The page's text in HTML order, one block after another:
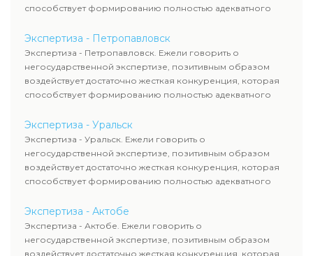
способствует формированию полностью адекватного
Экспертиза - Петропавловск
Экспертиза - Петропавловск. Ежели говорить о
негосударственной экспертизе, позитивным образом
воздействует достаточно жесткая конкуренция, которая
способствует формированию полностью адекватного
Экспертиза - Уральск
Экспертиза - Уральск. Ежели говорить о
негосударственной экспертизе, позитивным образом
воздействует достаточно жесткая конкуренция, которая
способствует формированию полностью адекватного
Экспертиза - Актобе
Экспертиза - Актобе. Ежели говорить о
негосударственной экспертизе, позитивным образом
воздействует достаточно жесткая конкуренция, которая